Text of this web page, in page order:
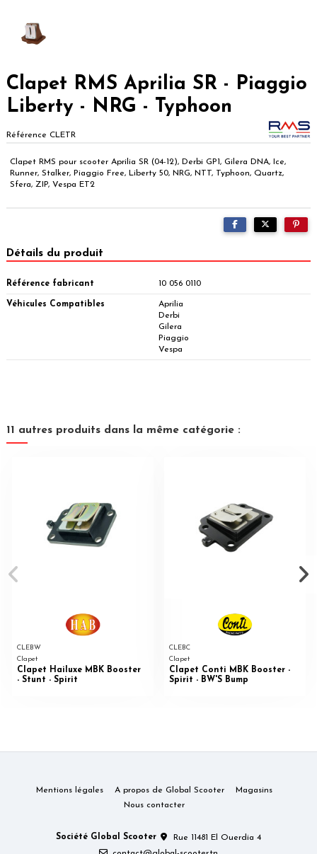
Clapet RMS Aprilia SR - Piaggio
Liberty - NRG - Typhoon
Référence CLETR
Clapet RMS pour scooter Aprilia SR (04-12), Derbi GP1, Gilera DNA, Ice,
Runner, Stalker, Piaggio Free, Liberty 50, NRG, NTT, Typhoon, Quartz,
Sfera, ZIP, Vespa ET2
Détails du produit
Référence fabricant 10 056 0110
Véhicules Compatibles
Aprilia
Derbi
Gilera
Piaggio
Vespa
11 autres produits dans la même catégorie :
CLEBW
Clapet
Clapet Hailuxe MBK Booster
- Stunt - Spirit
CLEBC
Clapet
Clapet Conti MBK Booster -
Spirit - BW'S Bump
Mentions légales A propos de Global Scooter
Magasins
Nous contacter
Société Global Scooter
Rue 11481 El Ouerdia 4